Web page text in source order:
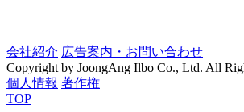
会社紹介 広告案内・お問い合わせ
Copyright by JoongAng Ilbo Co., Ltd. All
個人情報 著作権
TOP